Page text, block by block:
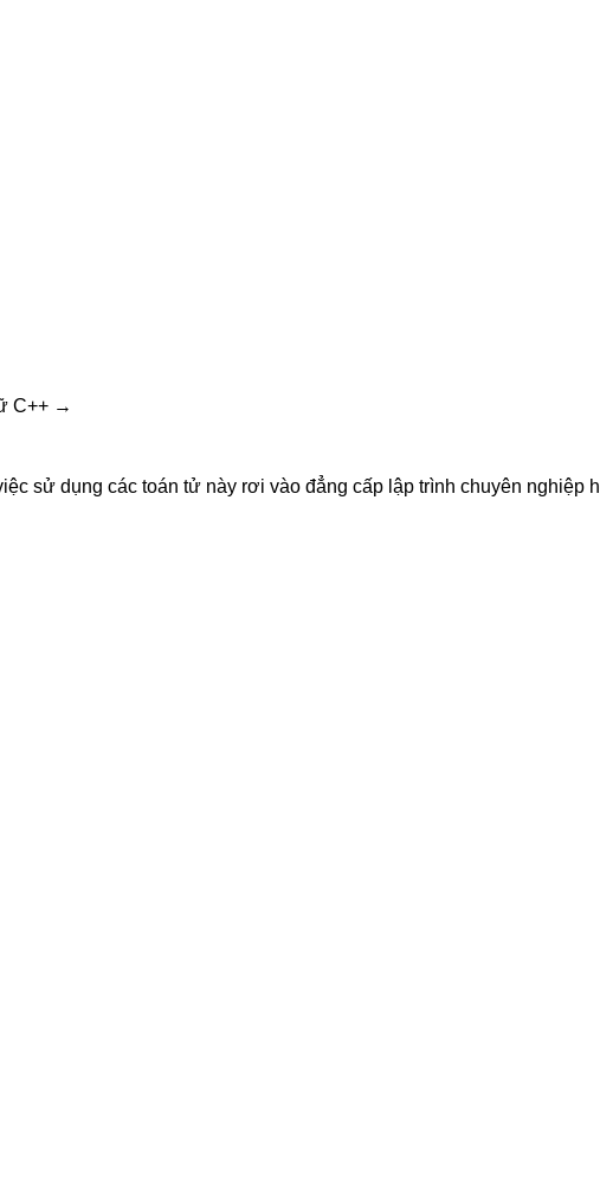
C++ →
sử dụng các toán tử này rơi vào đẳng cấp lập trình chuyên nghiệp